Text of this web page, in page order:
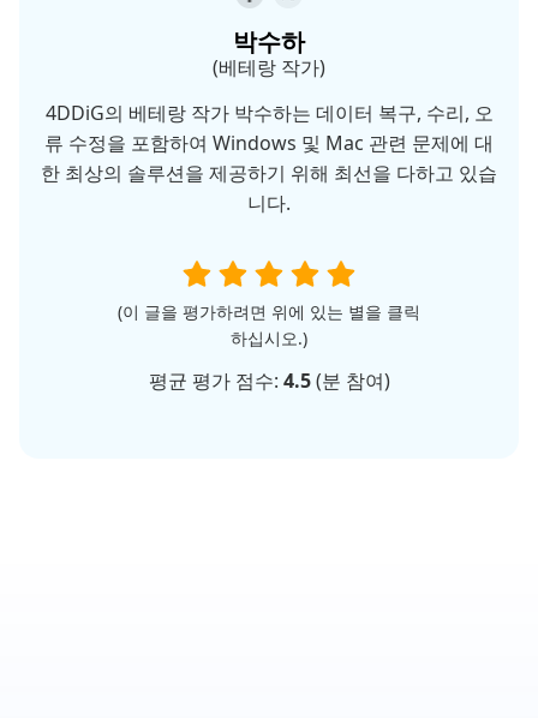
박수하
(베테랑 작가)
4DDiG의 베테랑 작가 박수하는 데이터 복구, 수리, 오
류 수정을 포함하여 Windows 및 Mac 관련 문제에 대
한 최상의 솔루션을 제공하기 위해 최선을 다하고 있습
니다.
(이 글을 평가하려면 위에 있는 별을 클릭
하십시오.)
평균 평가 점수: 4.5(분 참여)